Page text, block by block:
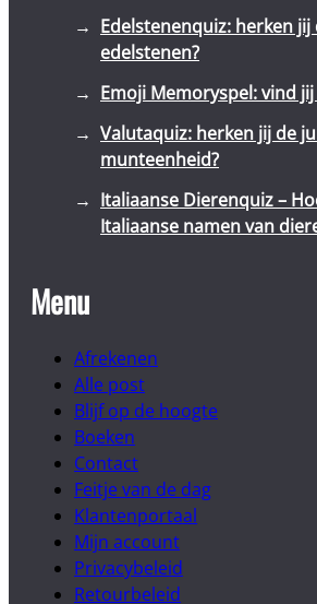
Edelstenenquiz: herken jij
edelstenen?
Emoji Memoryspel: vind
Valutaquiz: herken jij de
munteenheid?
Italiaanse Dierenquiz –
Italiaanse namen van
Menu
Afrekenen
Alle post
Blijf op de hoogte
Boeken
Contact
Feitje van de dag
Klantenportaal
Mijn account
Privacybeleid
Retourbeleid